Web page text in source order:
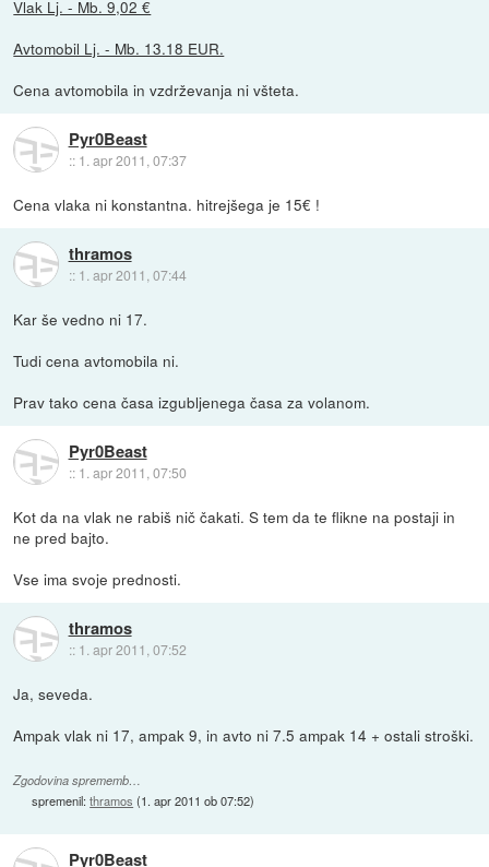
Vlak Lj. - Mb. 9,02 €
Avtomobil Lj. - Mb. 13.18 EUR.
Cena avtomobila in vzdrževanja ni všteta.
Pyr0Beast
:: 1. apr 2011, 07:37
Cena vlaka ni konstantna. hitrejšega je 15€ !
thramos
:: 1. apr 2011, 07:44
Kar še vedno ni 17.
Tudi cena avtomobila ni.
Prav tako cena časa izgubljenega časa za volanom.
Pyr0Beast
:: 1. apr 2011, 07:50
Kot da na vlak ne rabiš nič čakati. S tem da te flikne na postaji in
ne pred bajto.
Vse ima svoje prednosti.
thramos
:: 1. apr 2011, 07:52
Ja, seveda.
Ampak vlak ni 17, ampak 9, in avto ni 7.5 ampak 14 + ostali stroški.
Zgodovina sprememb…
spremenil:thramos (1. apr 2011 ob 07:52)
Pyr0Beast